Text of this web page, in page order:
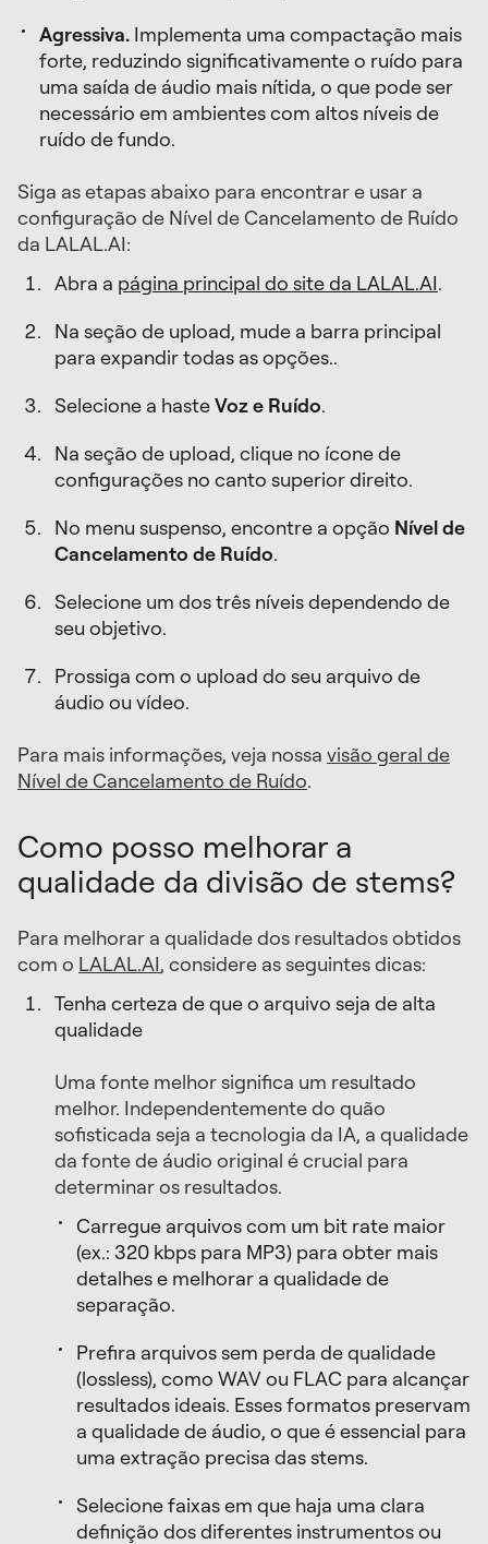
Agressiva. Implementa uma compactação mais
forte, reduzindo significativamente o ruído para
uma saída de áudio mais nítida, o que pode ser
necessário em ambientes com altos níveis de
ruído de fundo.
Siga as etapas abaixo para encontrar e usar a
configuração de Nível de Cancelamento de Ruído
da LALAL.AI:
Abra a página principal do site da LALAL.AI.
Na seção de upload, mude a barra principal
para expandir todas as opções..
Selecione a hasteVoz e Ruído.
Na seção de upload, clique no ícone de
configurações no canto superior direito.
No menu suspenso, encontre a opção Nível de
Cancelamento de Ruído.
Selecione um dos três níveis dependendo de
seu objetivo.
Prossiga com o upload do seu arquivo de
áudio ou vídeo.
Para mais informações, veja nossa visão geral de
Nível de Cancelamento de Ruído.
Como posso melhorar a
qualidade da divisão de stems?
Para melhorar a qualidade dos resultados obtidos
com o LALAL.AI, considere as seguintes dicas:
Tenha certeza de que o arquivo seja de alta
qualidade
Uma fonte melhor significa um resultado
melhor. Independentemente do quão
sofisticada seja a tecnologia da IA, a qualidade
da fonte de áudio original é crucial para
determinar os resultados.
Carregue arquivos com um bit rate maior
(ex.: 320 kbps para MP3) para obter mais
detalhes e melhorar a qualidade de
separação.
Prefira arquivos sem perda de qualidade
(lossless), como WAV ou FLAC para alcançar
resultados ideais. Esses formatos preservam
a qualidade de áudio, o que é essencial para
uma extração precisa das stems.
Selecione faixas em que haja uma clara
definição dos diferentes instrumentos ou